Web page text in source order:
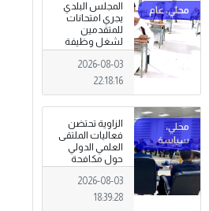
المجلس البلدي
يجري امتحانات
للمتقدمين
لشغل وظيفة
مختار محلة .
2026-08-03
22:18:16
الزاوية تحتضن
فعاليات الملتقى
العلمي الدولي
حول مكافحة
الجرائم المالية
وتهديدات الأمن
القومي
2026-08-03
18:39:28